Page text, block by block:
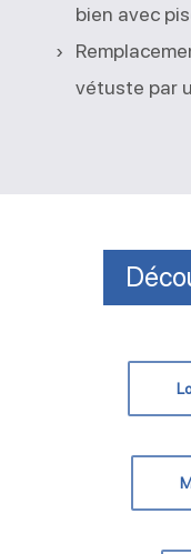
bien avec
vétuste par